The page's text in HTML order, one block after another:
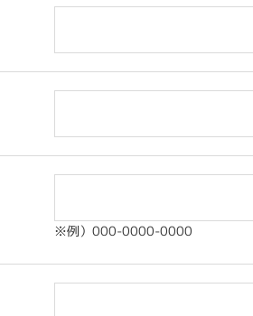
※例）000-0000-0000